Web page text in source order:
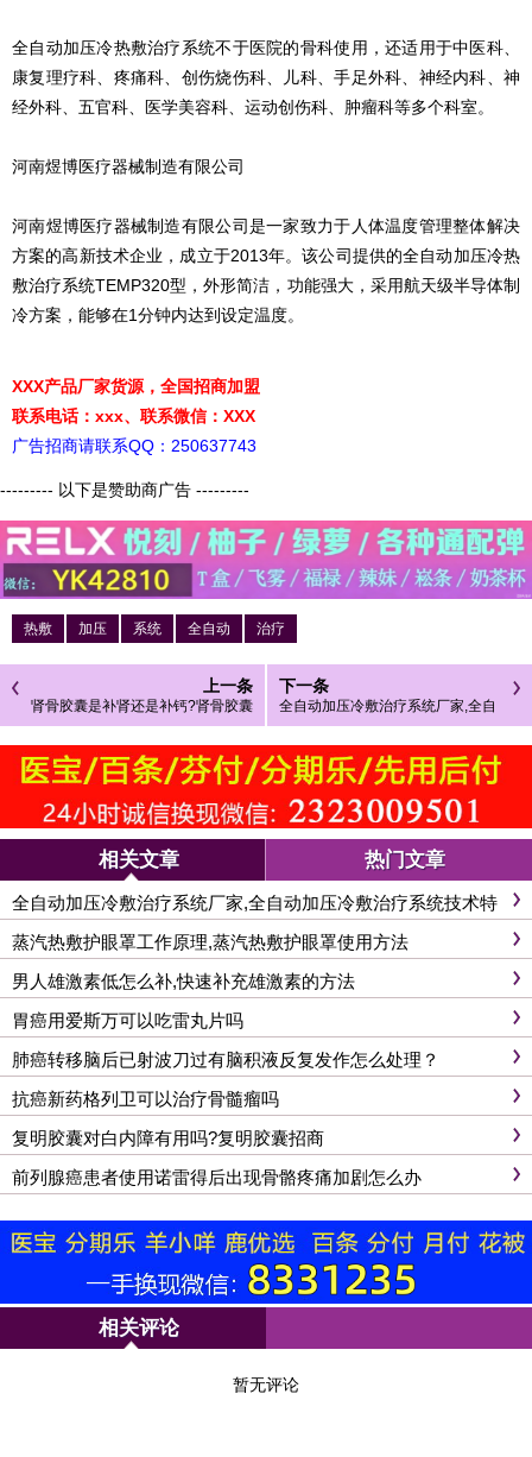
全自动加压冷热敷治疗系统不于医院的骨科使用，还适用于中医科、
康复理疗科、疼痛科、创伤烧伤科、儿科、手足外科、神经内科、神
经外科、五官科、医学美容科、运动创伤科、肿瘤科等多个科室。
河南煜博医疗器械制造有限公司
河南煜博医疗器械制造有限公司是一家致力于人体温度管理整体解决
方案的高新技术企业，成立于2013年。该公司提供的全自动加压冷热
敷治疗系统TEMP320型，外形简洁，功能强大，采用航天级半导体制
冷方案，能够在1分钟内达到设定温度。
XXX产品厂家货源，全国招商加盟
联系电话：xxx、联系微信：XXX
广告招商请联系QQ：250637743
--------- 以下是赞助商广告 ---------
热敷 加压 系统 全自动 治疗
上一条
肾骨胶囊是补肾还是补钙?肾骨胶囊
招商
下一条
全自动加压冷敷治疗系统厂家,全自
动加压冷敷治疗系统技术特点
相关文章 热门文章
全自动加压冷敷治疗系统厂家,全自动加压冷敷治疗系统技术特
点
蒸汽热敷护眼罩工作原理,蒸汽热敷护眼罩使用方法
男人雄激素低怎么补,快速补充雄激素的方法
胃癌用爱斯万可以吃雷丸片吗
肺癌转移脑后已射波刀过有脑积液反复发作怎么处理？
抗癌新药格列卫可以治疗骨髓瘤吗
复明胶囊对白内障有用吗?复明胶囊招商
前列腺癌患者使用诺雷得后出现骨骼疼痛加剧怎么办
相关评论
暂无评论